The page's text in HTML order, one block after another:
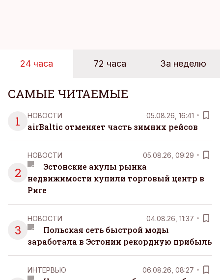
24 часа 72 часа За неделю
САМЫЕ ЧИТАЕМЫЕ
1
НОВОСТИ 05.08.26, 16:41
airBaltic отменяет часть зимних рейсов
2
НОВОСТИ 05.08.26, 09:29
Эстонские акулы рынка
недвижимости купили торговый центр в
Риге
3
НОВОСТИ 04.08.26, 11:37
Польская сеть быстрой моды
заработала в Эстонии рекордную прибыль
ИНТЕРВЬЮ 06.08.26, 08:27